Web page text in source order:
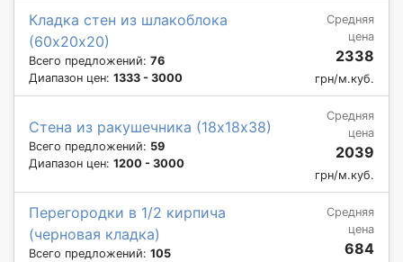
Кладка стен из шлакоблока
(60х20х20)
Всего предложений: 76
Диапазон цен: 1333 - 3000
Средняя
цена
2338
грн/м.куб.
Стена из ракушечника (18х18х38)
Всего предложений: 59
Диапазон цен: 1200 - 3000
Средняя
цена
2039
грн/м.куб.
Перегородки в 1/2 кирпича
(черновая кладка)
Всего предложений: 105
Средняя
цена
684